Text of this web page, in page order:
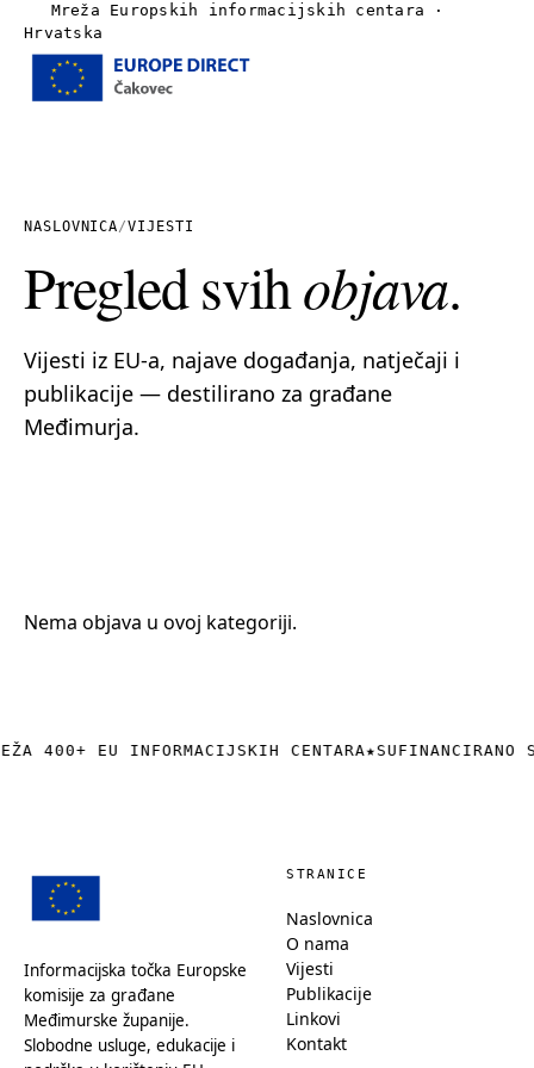
Mreža Europskih informacijskih centara ·
Hrvatska
Vijesti
Linkovi
NASLOVNICA/VIJESTI
Pregled svihobjava.
Vijesti iz EU-a, najave događanja, natječaji i
publikacije — destilirano za građane
Međimurja.
Nema objava u ovoj kategoriji.
400+ EU INFORMACIJSKIH CENTARA★SUFINANCIRANO
Informacijska točka Europske
komisije za građane
Međimurske županije.
Slobodne usluge, edukacije i
STRANICE
Naslovnica
O nama
Vijesti
Publikacije
Linkovi
Kontakt